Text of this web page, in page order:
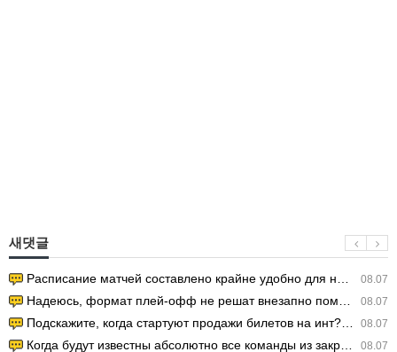
새댓글
08.07
Расписание матчей составлено крайне удобно для нашего часово…
08.07
Надеюсь, формат плей-офф не решат внезапно поменять. https:/…
08.07
Подскажите, когда стартуют продажи билетов на инт? https://g…
08.07
Когда будут известны абсолютно все команды из закрытых квали…